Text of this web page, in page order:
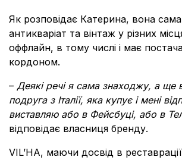
Як розповідає Катерина, вона
антикваріат та вінтаж у різних
оффлайн, в тому числі і має
кордоном.
– Деякі речі я сама знаходжу, а ще
подруга з Італії, яка купує і мені
виставляю або в Фейсбуці, або в
відповідає власниця бренду.
VIL’HA, маючи досвід в